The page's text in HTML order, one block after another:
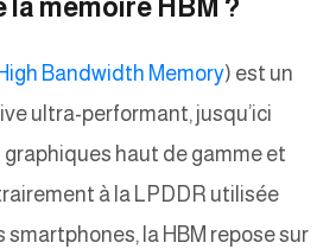
la mémoire HBM ?
Bandwidth Memory) est un
ultra-performant, jusqu’ici
haut de gamme et
à la LPDDR utilisée
smartphones, la HBM repose sur